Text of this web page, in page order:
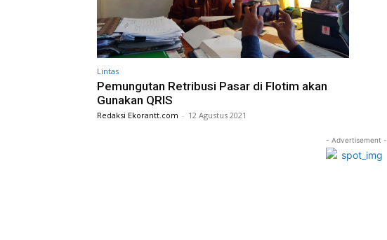
Lintas
Pemungutan Retribusi Pasar di Flotim akan
Gunakan QRIS
Redaksi Ekorantt.com - 12 Agustus 2021
- Advertisement -